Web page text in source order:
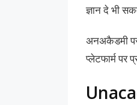
ज्ञान दे भी
अनअकैडमी पर
प्लेटफार्म पर